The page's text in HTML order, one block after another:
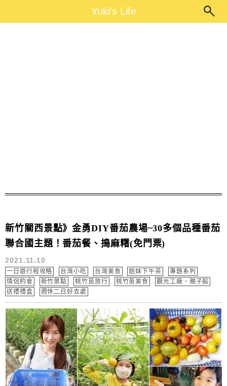
Yuki's LifeYuki's Life
新竹關西景點》金勇DIY番茄農場~30多個品種番茄
聯合國主題！番茄餐、搗麻糬(免門票)
2021.11.10
一日遊行程攻略 台灣小吃 台灣美食 姐妹下午茶
專題系列
情侶約會
新竹景點 桃竹苗旅行 桃竹苗美食
觀光工廠、親子館
送禮禮盒
週休二日好去處